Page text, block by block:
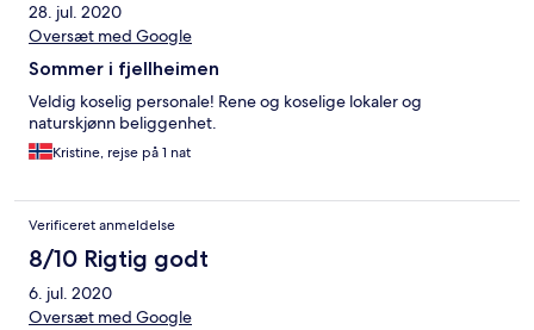
28. jul. 2020
Oversæt med Google
Sommer i fjellheimen
Veldig koselig personale! Rene og koselige lokaler og
naturskjønn beliggenhet.
Kristine, rejse på 1 nat
Verificeret anmeldelse
8/10 Rigtig godt
6. jul. 2020
Oversæt med Google